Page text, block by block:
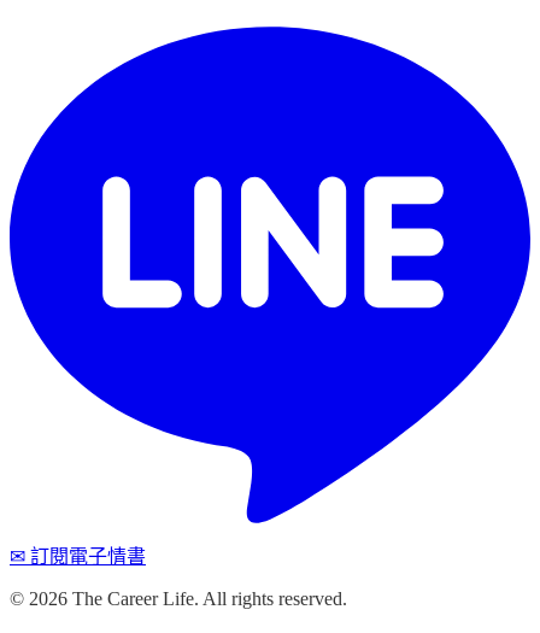
✉ 訂閱電子情書
© 2026 The Career Life. All rights reserved.